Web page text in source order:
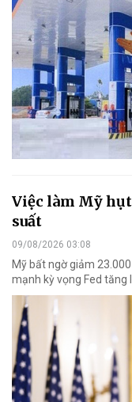
Việc làm Mỹ
suất
09/08/2026 03:08
Mỹ bất ngờ giảm
mạnh kỳ vọng Fed tăng